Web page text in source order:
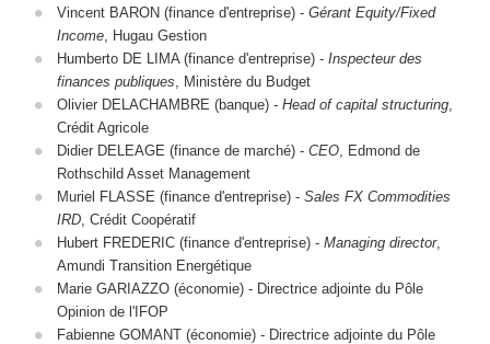
Vincent BARON (finance d'entreprise) - Gérant Equity/Fixed
Income, Hugau Gestion
Humberto DE LIMA (finance d'entreprise) - Inspecteur des
finances publiques, Ministère du Budget
Olivier DELACHAMBRE (banque) - Head of capital structuring,
Crédit Agricole
Didier DELEAGE (finance de marché) - CEO, Edmond de
Rothschild Asset Management
Muriel FLASSE (finance d'entreprise) - Sales FX Commodities
IRD, Crédit Coopératif
Hubert FREDERIC (finance d'entreprise) - Managing director,
Amundi Transition Energétique
Marie GARIAZZO (économie) - Directrice adjointe du Pôle
Opinion de l'IFOP
Fabienne GOMANT (économie) - Directrice adjointe du Pôle